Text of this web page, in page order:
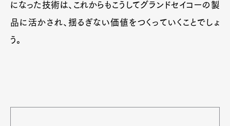
になった技術は、これからもこうしてグランドセイコーの製
品に活かされ、揺るぎない価値をつくっていくことでしょ
う。